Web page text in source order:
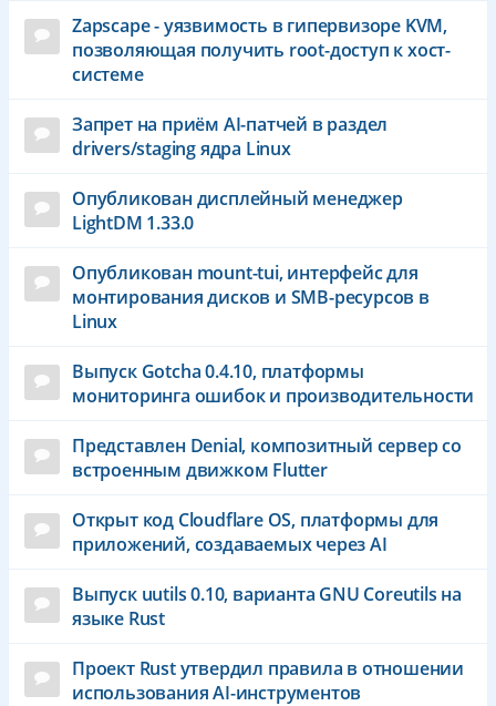
Zapscape - уязвимость в гипервизоре KVM,
позволяющая получить root-доступ к хост-
системе
Запрет на приём AI-патчей в раздел
drivers/staging ядра Linux
Опубликован дисплейный менеджер
LightDM 1.33.0
Опубликован mount-tui, интерфейс для
монтирования дисков и SMB-ресурсов в
Linux
Выпуск Gotcha 0.4.10, платформы
мониторинга ошибок и производительности
Представлен Denial, композитный сервер со
встроенным движком Flutter
Открыт код Cloudflare OS, платформы для
приложений, создаваемых через AI
Выпуск uutils 0.10, варианта GNU Coreutils на
языке Rust
Проект Rust утвердил правила в отношении
использования AI-инструментов